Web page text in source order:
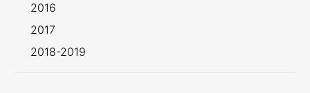
2016
2017
2018-2019